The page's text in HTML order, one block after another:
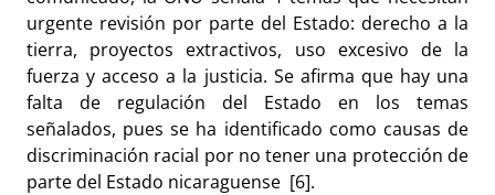
urgente revisión por parte del Estado: derecho a la
tierra, proyectos extractivos, uso excesivo de la
fuerza y acceso a la justicia. Se afirma que hay una
falta de regulación del Estado en los temas
señalados, pues se ha identificado como causas de
discriminación racial por no tener una protección de
parte del Estado nicaraguense [6].